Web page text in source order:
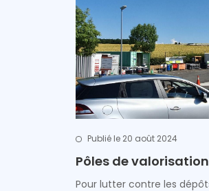
Publié le 20 août 2024
Pôles de valorisation
Pour lutter contre les